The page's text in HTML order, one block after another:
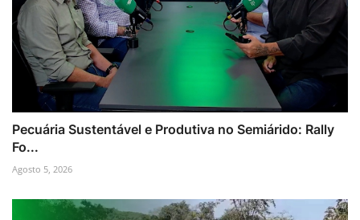
Pecuária Sustentável e Produtiva no Semiárido: Rally
Fo...
Agosto 5, 2026